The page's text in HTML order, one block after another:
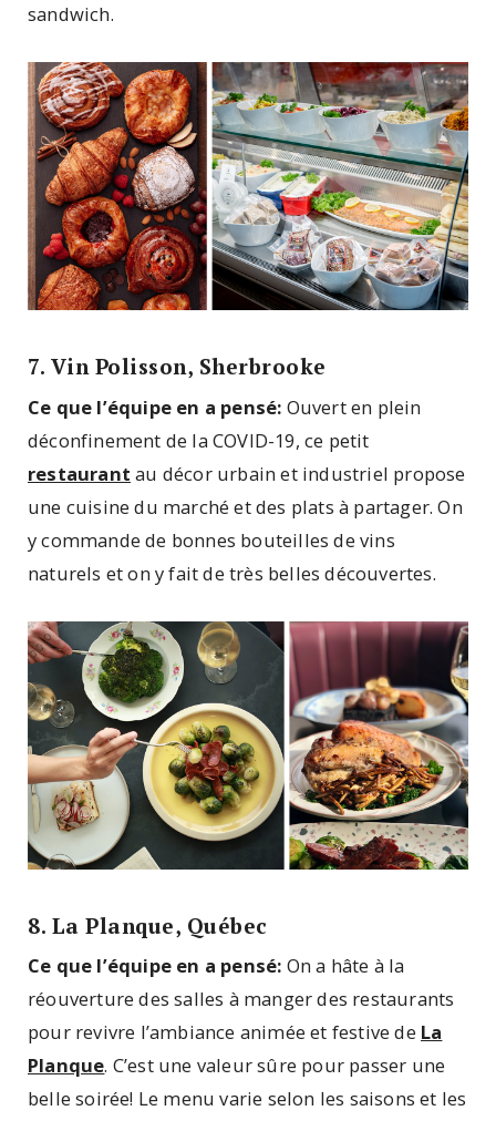
sandwich.
7. Vin Polisson, Sherbrooke
Ce que l’équipe en a pensé: Ouvert en plein
déconfinement de la COVID-19, ce petit
restaurant au décor urbain et industriel propose
une cuisine du marché et des plats à partager. On
y commande de bonnes bouteilles de vins
naturels et on y fait de très belles découvertes.
8. La Planque, Québec
Ce que l’équipe en a pensé: On a hâte à la
réouverture des salles à manger des restaurants
pour revivre l’ambiance animée et festive de La
Planque. C’est une valeur sûre pour passer une
belle soirée! Le menu varie selon les saisons et les